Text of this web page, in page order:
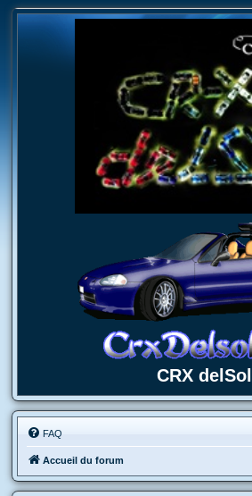
CRX delSol
FAQ
Accueil du forum